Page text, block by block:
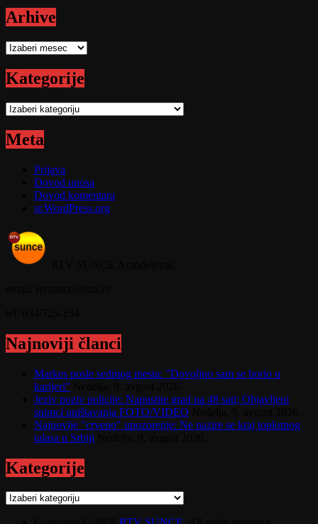
Arhive
Arhive
Kategorije
Kategorije
Meta
Prijava
Dovod unosa
Dovod komentara
sr.WordPress.org
Najnoviji članci
Markes posle sedmog mesta: "Dovoljno sam se borio u
karijeri"
Jeziv poziv policije: Napustite grad na 48 sati; Objavljeni
snimci uništavanja FOTO/VIDEO
Najnovije "crveno" upozorenje: Ne nazire se kraj toplotnog
talasa u Srbiji
Kategorije
Kategorije